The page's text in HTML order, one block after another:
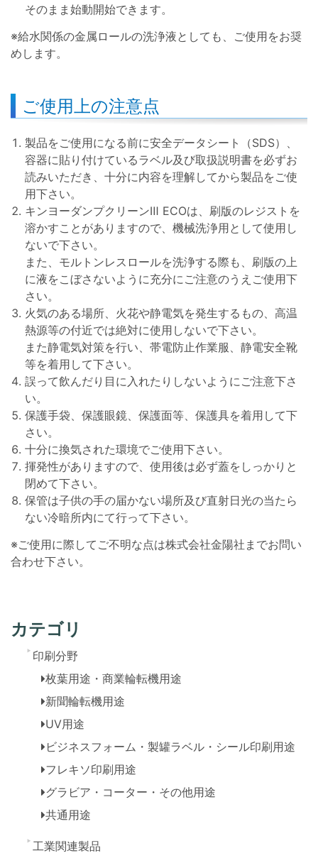
そのまま始動開始できます。
※給水関係の金属ロールの洗浄液としても、ご使用をお奨
めします。
ご使用上の注意点
製品をご使用になる前に安全データシート（SDS）、
容器に貼り付けているラベル及び取扱説明書を必ずお
読みいただき、十分に内容を理解してから製品をご使
用下さい。
キンヨーダンプクリーンⅢ ECOは、刷版のレジストを
溶かすことがありますので、機械洗浄用として使用し
ないで下さい。
また、モルトンレスロールを洗浄する際も、刷版の上
に液をこぼさないように充分にご注意のうえご使用下
さい。
火気のある場所、火花や静電気を発生するもの、高温
熱源等の付近では絶対に使用しないで下さい。
また静電気対策を行い、帯電防止作業服、静電安全靴
等を着用して下さい。
誤って飲んだり目に入れたりしないようにご注意下さ
い。
保護手袋、保護眼鏡、保護面等、保護具を着用して下
さい。
十分に換気された環境でご使用下さい。
揮発性がありますので、使用後は必ず蓋をしっかりと
閉めて下さい。
保管は子供の手の届かない場所及び直射日光の当たら
ない冷暗所内にて行って下さい。
※ご使用に際してご不明な点は株式会社金陽社までお問い
合わせ下さい。
カテゴリ
印刷分野
枚葉用途・商業輪転機用途
新聞輪転機用途
UV用途
ビジネスフォーム・製罐ラベル・シール印刷用途
フレキソ印刷用途
グラビア・コーター・その他用途
共通用途
工業関連製品